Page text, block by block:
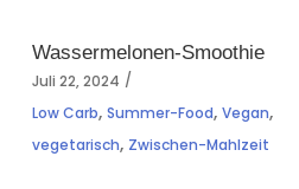
Wassermelonen-Smoothie
Juli 22, 2024
Low Carb,Summer-Food,Vegan,
vegetarisch, Zwischen-Mahlzeit